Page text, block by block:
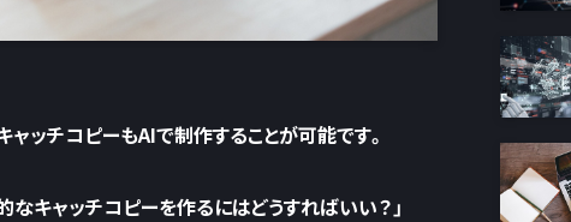
ッチコピーもAIで制作することが可能です。
なキャッチコピーを作るにはどうすればいい？」